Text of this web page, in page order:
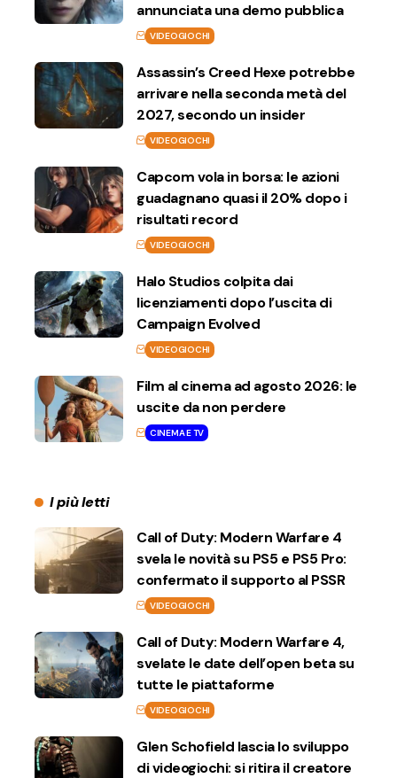
annunciata una demo pubblica
VIDEOGIOCHI
Assassin’s Creed Hexe potrebbe
arrivare nella seconda metà del
2027, secondo un insider
VIDEOGIOCHI
Capcom vola in borsa: le azioni
guadagnano quasi il 20% dopo i
risultati record
VIDEOGIOCHI
Halo Studios colpita dai
licenziamenti dopo l’uscita di
Campaign Evolved
VIDEOGIOCHI
Film al cinema ad agosto 2026: le
uscite da non perdere
CINEMA E TV
I più letti
Call of Duty: Modern Warfare 4
svela le novità su PS5 e PS5 Pro:
confermato il supporto al PSSR
VIDEOGIOCHI
Call of Duty: Modern Warfare 4,
svelate le date dell’open beta su
tutte le piattaforme
VIDEOGIOCHI
Glen Schofield lascia lo sviluppo
di videogiochi: si ritira il creatore